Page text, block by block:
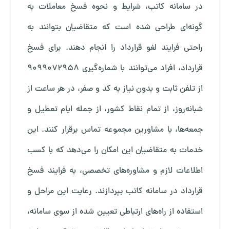
در سامانه کاتب، شرایط و نحوه فسخ معاملات به
گونه‌ای طراحی شده است که متقاضیان بتوانند به
راحتی فرایند لغو قرارداد را انجام دهند. برای فسخ
قرارداد، افراد می‌توانند با شماره‌گیری 9099072958
از تلفن ثابت و بدون نیاز به کد و صفر، در هر ساعت از
شبانه‌روز، از تمام نقاط کشور، از جمله ایام تعطیل و
جمعه‌ها، با مشاورین مجموعه تماس برقرار کنند. این
خدمات به متقاضیان این امکان را می‌دهد که با کسب
اطلاعات لازم و مشاوره‌های تخصصی، به فرایند فسخ
قرارداد در سامانه کاتب بپردازند. رعایت این مراحل و
استفاده از راه‌های ارتباطی تعیین شده از سوی سامانه،